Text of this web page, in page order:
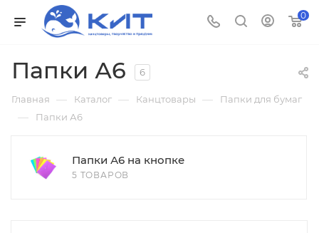
0
Папки А6 6
Главная — Каталог — Канцтовары — Папки для бумаг
— Папки А6
Папки А6 на кнопке
5 ТОВАРОВ